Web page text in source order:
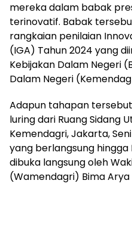
mereka dalam babak
terinovatif. Babak
rangkaian penilaian
(IGA) Tahun 2024 yang
Kebijakan Dalam Negeri
Dalam Negeri
Adapun tahapan
luring dari Ruang Sidang
Kemendagri, Jakarta,
yang berlangsung
dibuka langsung oleh
(Wamendagri) Bima Arya